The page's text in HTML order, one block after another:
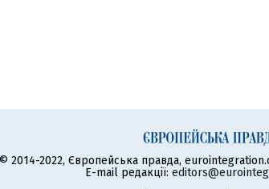
© 2014-2022, Європейська правда,
E-mail редакції: